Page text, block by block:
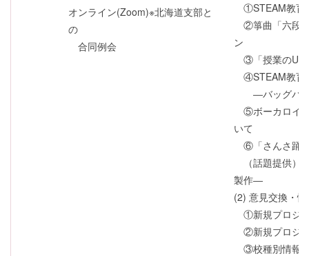
オンライン(Zoom)※北海道支部と
の
合同例会
①STEAM教育
②箏曲「六段
ン
③「授業のUD
④STEAM教育
―バッグパイ
⑤ボーカロイ
いて
⑥「さんさ踊
（話題提供）
製作―
(2) 意見交換・
①新規プロジ
②新規プロジ
③校種別情報